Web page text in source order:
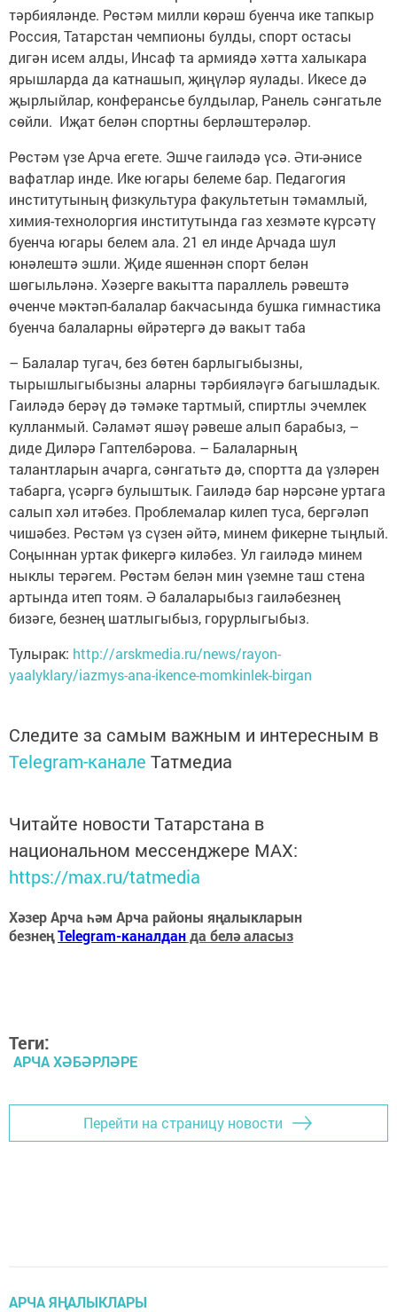
тәрбияләнде. Рөстәм милли көрәш буенча ике тапкыр
Россия, Татарстан чемпионы булды, спорт остасы
дигән исем алды, Инсаф та армиядә хәтта халыкара
ярышларда да катнашып, җиңүләр яулады. Икесе дә
җырлыйлар, конферансье булдылар, Ранель сәнгатьле
сөйли. Иҗат белән спортны берләштерәләр.
Рөстәм үзе Арча егете. Эшче гаиләдә үсә. Әти-әнисе
вафатлар инде. Ике югары белеме бар. Педагогия
институтының физкультура факультетын тәмамлый,
химия-технолоргия институтында газ хезмәте күрсәтү
буенча югары белем ала. 21 ел инде Арчада шул
юнәлештә эшли. Җиде яшеннән спорт белән
шөгыльләнә. Хәзерге вакытта параллель рәвештә
өченче мәктәп-балалар бакчасында бушка гимнастика
буенча балаларны өйрәтергә дә вакыт таба
– Балалар тугач, без бөтен барлыгыбызны,
тырышлыгыбызны аларны тәрбияләүгә багышладык.
Гаиләдә берәү дә тәмәке тартмый, спиртлы эчемлек
кулланмый. Сәламәт яшәү рәвеше алып барабыз, –
диде Диләрә Гаптелбәрова. – Балаларның
талантларын ачарга, сәнгатьтә дә, спортта да үзләрен
табарга, үсәргә булыштык. Гаиләдә бар нәрсәне уртага
салып хәл итәбез. Проблемалар килеп туса, бергәләп
чишәбез. Рөстәм үз сүзен әйтә, минем фикерне тыңлый.
Соңыннан уртак фикергә киләбез. Ул гаиләдә минем
ныклы терәгем. Рөстәм белән мин үземне таш стена
артында итеп тоям. Ә балаларыбыз гаиләбезнең
бизәге, безнең шатлыгыбыз, горурлыгыбыз.
Тулырак: http://arskmedia.ru/news/rayon-
yaalyklary/iazmys-ana-ikence-momkinlek-birgan
Следите за самым важным и интересным в
Telegram-канале Татмедиа
Читайте новости Татарстана в
национальном мессенджере MАХ:
https://max.ru/tatmedia
Хәзер Арча һәм Арча районы яңалыкларын
безнеңTelegram-каналданда белә аласыз
Теги:
АРЧА ХӘБӘРЛӘРЕ
Перейти на страницу новости
АРЧА ЯҢАЛЫКЛАРЫ